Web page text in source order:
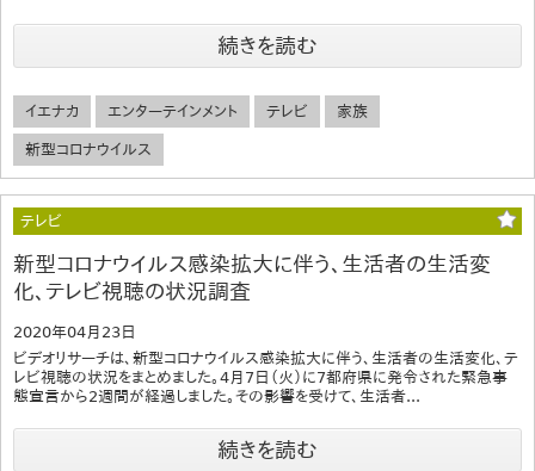
続きを読む
イエナカ エンターテインメント テレビ 家族
新型コロナウイルス
テレビ
新型コロナウイルス感染拡大に伴う、生活者の生活変
化、テレビ視聴の状況調査
2020年04月23日
ビデオリサーチは、新型コロナウイルス感染拡大に伴う、生活者の生活変化、テ
レビ視聴の状況をまとめました。4月7日（火）に7都府県に発令された緊急事
態宣言から2週間が経過しました。その影響を受けて、生活者...
続きを読む